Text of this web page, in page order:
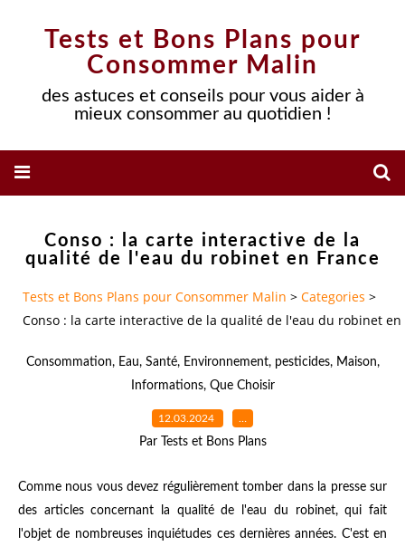
Tests et Bons Plans pour
Consommer Malin
des astuces et conseils pour vous aider à
mieux consommer au quotidien !
Conso : la carte interactive de la
qualité de l'eau du robinet en France
Tests et Bons Plans pour Consommer Malin > Categories >
Conso : la carte interactive de la qualité de l'eau du robinet en
Consommation, Eau, Santé, Environnement, pesticides, Maison,
Informations, Que Choisir
12.03.2024 …
Par Tests et Bons Plans
Comme nous vous devez régulièrement tomber dans la presse sur
des articles concernant la qualité de l'eau du robinet, qui fait
l'objet de nombreuses inquiétudes ces dernières années. C'est en